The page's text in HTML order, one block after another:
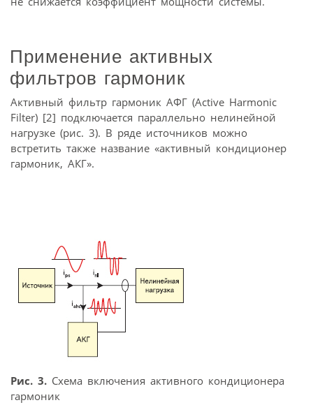
Применение активных
фильтров гармоник
Активный фильтр гармоник АФГ (Active Harmonic
Filter) [2] подключается параллельно нелинейной
нагрузке (рис. 3). В ряде источников можно
встретить также название «активный кондиционер
гармоник, АКГ».
Рис. 3. Схема включения активного кондиционера
гармоник